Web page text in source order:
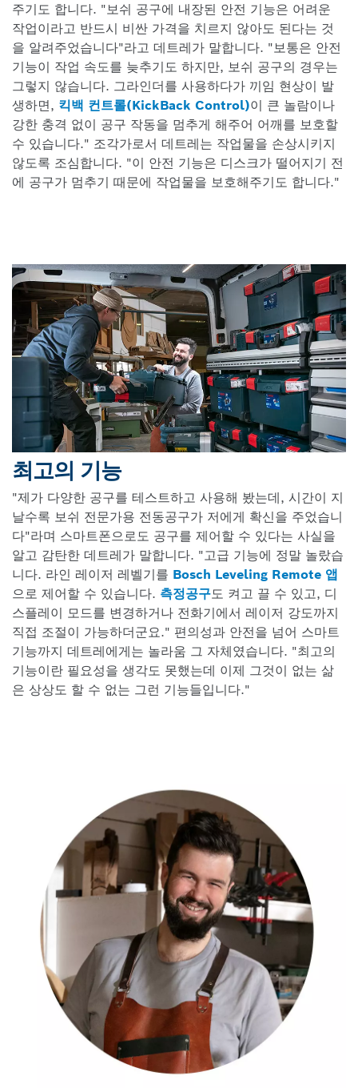
주기도 합니다. "보쉬 공구에 내장된 안전 기능은 어려운
작업이라고 반드시 비싼 가격을 치르지 않아도 된다는 것
을 알려주었습니다"라고 데트레가 말합니다. "보통은 안전
기능이 작업 속도를 늦추기도 하지만, 보쉬 공구의 경우는
그렇지 않습니다. 그라인더를 사용하다가 끼임 현상이 발
생하면, 킥백 컨트롤(KickBack Control)이 큰 놀람이나
강한 충격 없이 공구 작동을 멈추게 해주어 어깨를 보호할
수 있습니다." 조각가로서 데트레는 작업물을 손상시키지
않도록 조심합니다. "이 안전 기능은 디스크가 떨어지기 전
에 공구가 멈추기 때문에 작업물을 보호해주기도 합니다."
최고의 기능
"제가 다양한 공구를 테스트하고 사용해 봤는데, 시간이 지
날수록 보쉬 전문가용 전동공구가 저에게 확신을 주었습니
다"라며 스마트폰으로도 공구를 제어할 수 있다는 사실을
알고 감탄한 데트레가 말합니다. "고급 기능에 정말 놀랐습
니다. 라인 레이저 레벨기를 Bosch Leveling Remote 앱
으로 제어할 수 있습니다. 측정공구도 켜고 끌 수 있고, 디
스플레이 모드를 변경하거나 전화기에서 레이저 강도까지
직접 조절이 가능하더군요." 편의성과 안전을 넘어 스마트
기능까지 데트레에게는 놀라움 그 자체였습니다. "최고의
기능이란 필요성을 생각도 못했는데 이제 그것이 없는 삶
은 상상도 할 수 없는 그런 기능들입니다."